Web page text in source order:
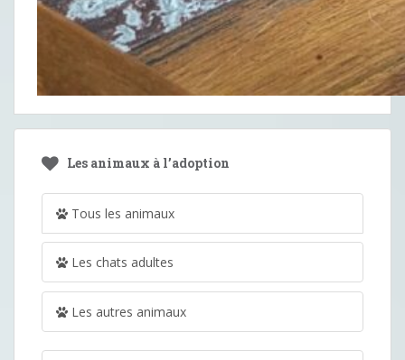
Les animaux à l’adoption
Tous les animaux
Les chats adultes
Les autres animaux